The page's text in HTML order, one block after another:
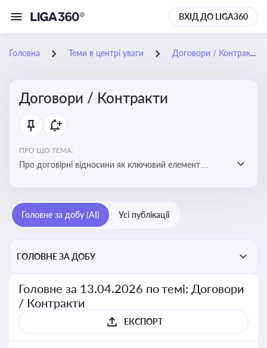
ВХІД ДО LIGA360
Головна Теми в центрі уваги Договори / Контракти
Договори / Контракти
ПРО ЩО ТЕМА:
Про договірні відносини як ключовий елемент
зобов’язань за договором та розірвання договору
Головне за добу (AI) Усі публікації
ГОЛОВНЕ ЗА ДОБУ
Головне за 13.04.2026 по темі: Договори
/ Контракти
ЕКСПОРТ